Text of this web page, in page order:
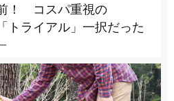
！ コスパ重視の
トライアル」一択だった